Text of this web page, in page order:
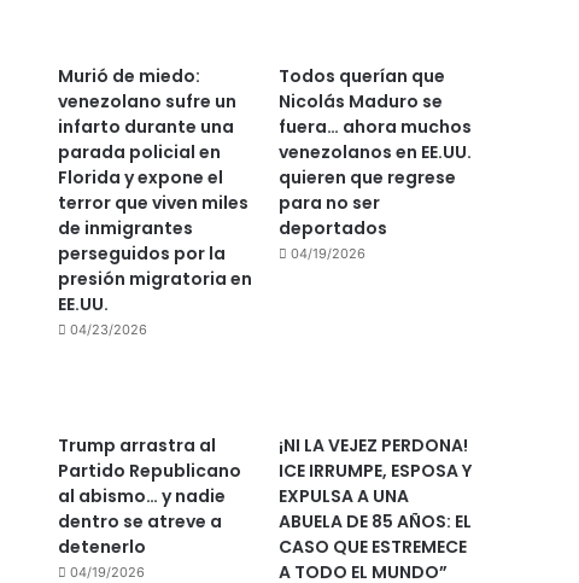
Murió de miedo:
venezolano sufre un
infarto durante una
parada policial en
Florida y expone el
terror que viven miles
de inmigrantes
perseguidos por la
presión migratoria en
EE.UU.
04/23/2026
Todos querían que
Nicolás Maduro se
fuera… ahora muchos
venezolanos en EE.UU.
quieren que regrese
para no ser
deportados
04/19/2026
Trump arrastra al
Partido Republicano
al abismo… y nadie
dentro se atreve a
detenerlo
04/19/2026
¡NI LA VEJEZ PERDONA!
ICE IRRUMPE, ESPOSA Y
EXPULSA A UNA
ABUELA DE 85 AÑOS: EL
CASO QUE ESTREMECE
A TODO EL MUNDO”